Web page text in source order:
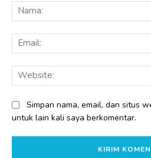
Simpan nama, email, dan situs
untuk lain kali saya berkomentar.